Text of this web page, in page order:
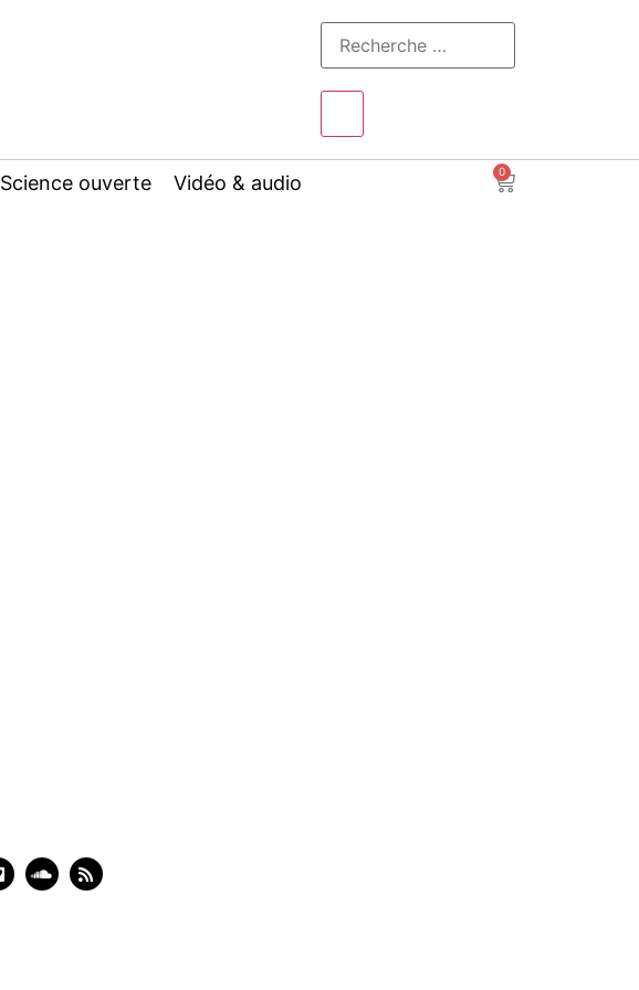
Science ouverte Vidéo & audio 0